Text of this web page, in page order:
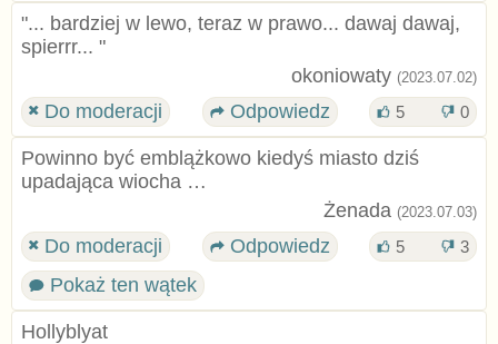
"... bardziej w lewo, teraz w prawo... dawaj dawaj,
spierrr... "
okoniowaty (2023.07.02)
Do moderacji Odpowiedz 5 0
Powinno być emblążkowo kiedyś miasto dziś
upadająca wiocha …
Żenada (2023.07.03)
Do moderacji Odpowiedz 5 3
Pokaż ten wątek
Hollyblyat